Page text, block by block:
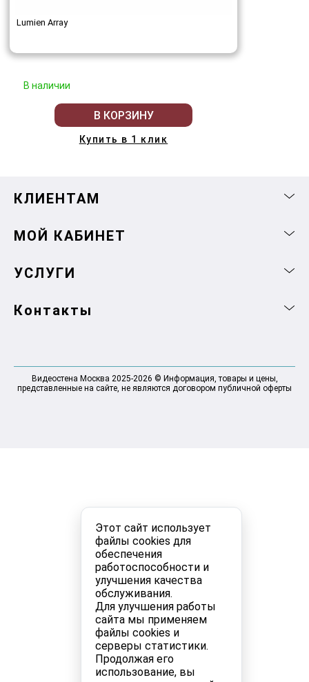
Этот сайт использует
файлы cookies для
обеспечения
работоспособности и
улучшения качества
обслуживания.
Для улучшения работы
сайта мы применяем
файлы cookies и
серверы статистики.
Продолжая его
использование, вы
Lumien Array
В наличии
В КОРЗИНУ
Купить в 1 клик
КЛИЕНТАМ
МОЙ КАБИНЕТ
УСЛУГИ
Контакты
Видеостена Москва 2025-2026 © Информация, товары и цены,
представленные на сайте, не являются договором публичной оферты